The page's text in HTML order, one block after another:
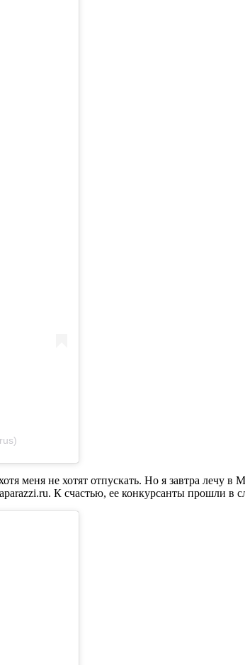
меня не хотят отпускать. Но я завтра лечу
К счастью, ее конкурсанты прошли в